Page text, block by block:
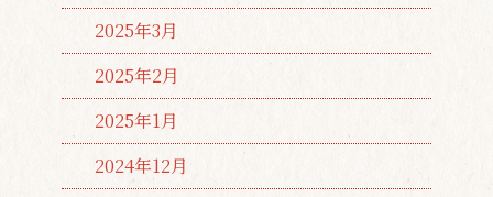
2025年3月
2025年2月
2025年1月
2024年12月